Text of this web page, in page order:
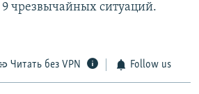
9 чрезвычайных ситуаций.
Читать без VPN Follow us